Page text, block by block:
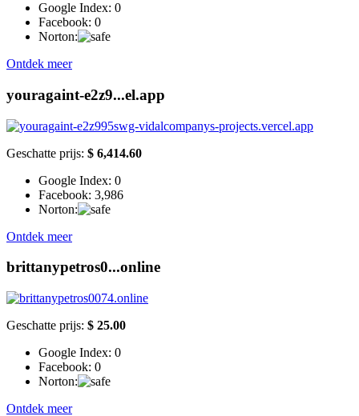
Google Index: 0
Facebook: 0
Norton:
Ontdek meer
youragaint-e2z9...el.app
Geschatte prijs: $ 6,414.60
Google Index: 0
Facebook: 3,986
Norton:
Ontdek meer
brittanypetros0...online
Geschatte prijs: $ 25.00
Google Index: 0
Facebook: 0
Norton:
Ontdek meer